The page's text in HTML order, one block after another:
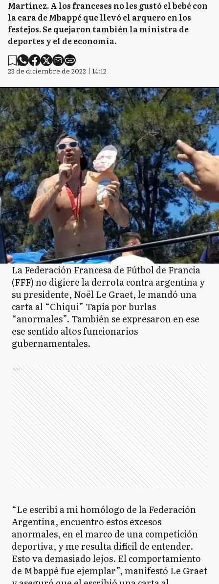
Martínez. A los franceses no les gustó el bebé con
la cara de Mbappé que llevó el arquero en los
festejos. Se quejaron también la ministra de
deportes y el de economía.
23 de diciembre de 2022 | 14:12
La Federación Francesa de Fútbol de Francia
(FFF) no digiere la derrota contra argentina y
su presidente, Noël Le Graet, le mandó una
carta al “Chiqui” Tapia por burlas
“anormales”. También se expresaron en ese
ese sentido altos funcionarios
gubernamentales.
Ads
“Le escribí a mi homólogo de la Federación
Argentina, encuentro estos excesos
anormales, en el marco de una competición
deportiva, y me resulta difícil de entender.
Esto va demasiado lejos. El comportamiento
de Mbappé fue ejemplar”, manifestó Le Graet